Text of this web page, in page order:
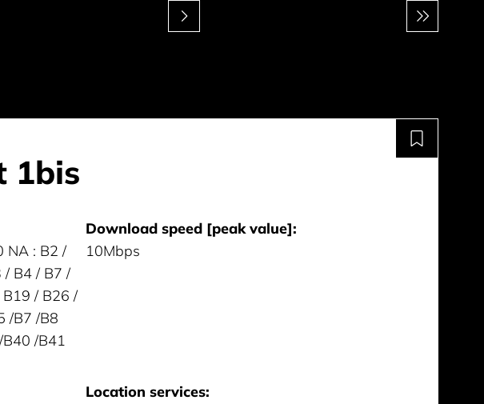
1bis
NA : B2 /
/ B4 / B7 /
/ B26 /
/B7 /B8
/B41
Download speed [peak value]:
10Mbps
Location services: